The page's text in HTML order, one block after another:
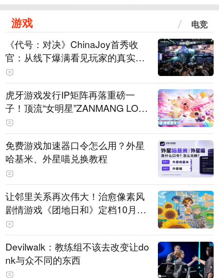
游戏 电竞
《代号：对决》ChinaJoy首秀收
官：从线下爆满看见玩家的真实期
待
虎牙游戏发行IP矩阵再落重磅一
子！顶流“女明星”ZANMANG LOO
PY 正版3D消除手游《消消奇遇》
惊喜曝光
免费游戏加速器口令怎么用？外星
哈基米、外星喵兑换教程
让邻里关系再次伟大！治愈像素风
剧情游戏《团地日和》定档10月30
日发售
Devilwalk：教练组不该去改变让do
nk与众不同的东西